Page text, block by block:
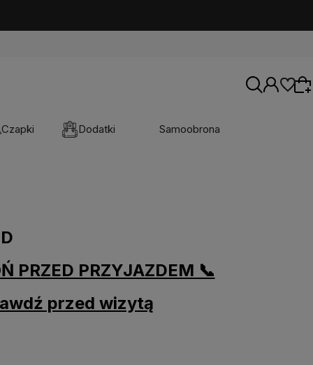
Czapki Dodatki Samoobrona
PRZYJAZDEM 📞
przed wizytą